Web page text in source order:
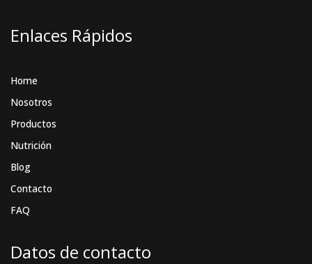
m
Enlaces Rápidos
Home
Nosotros
Productos
Nutrición
Blog
Contacto
FAQ
Datos de contacto